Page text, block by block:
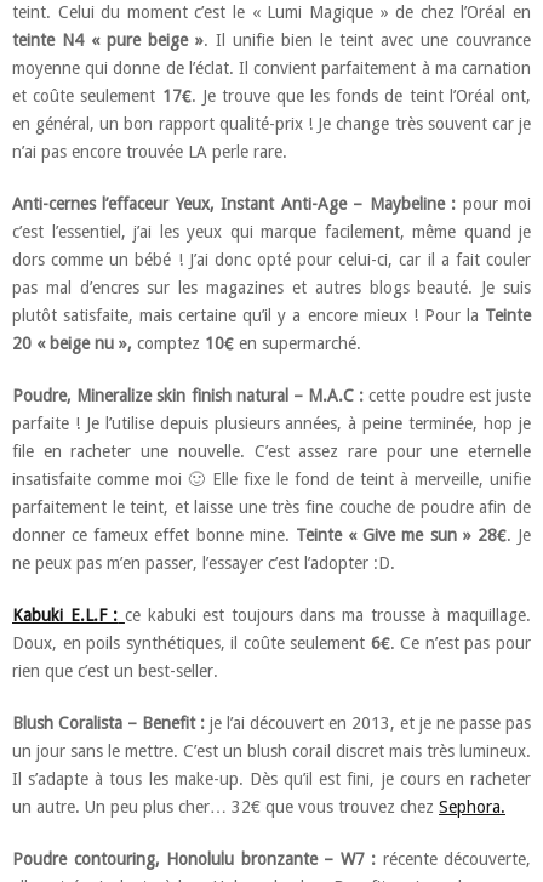
teint. Celui du moment c’est le « Lumi Magique » de chez l’Oréal en
teinte N4 « pure beige ». Il unifie bien le teint avec une couvrance
moyenne qui donne de l’éclat. Il convient parfaitement à ma carnation
et coûte seulement 17€. Je trouve que les fonds de teint l’Oréal ont,
en général, un bon rapport qualité-prix ! Je change très souvent car je
n’ai pas encore trouvée LA perle rare.
Anti-cernes l’effaceur Yeux, Instant Anti-Age – Maybeline : pour moi
c’est l’essentiel, j’ai les yeux qui marque facilement, même quand je
dors comme un bébé ! J’ai donc opté pour celui-ci, car il a fait couler
pas mal d’encres sur les magazines et autres blogs beauté. Je suis
plutôt satisfaite, mais certaine qu’il y a encore mieux ! Pour la Teinte
20 « beige nu », comptez 10€ en supermarché.
Poudre, Mineralize skin finish natural – M.A.C :cette poudre est juste
parfaite ! Je l’utilise depuis plusieurs années, à peine terminée, hop je
file en racheter une nouvelle. C’est assez rare pour une eternelle
insatisfaite comme moi 🙂 Elle fixe le fond de teint à merveille, unifie
parfaitement le teint, et laisse une très fine couche de poudre afin de
donner ce fameux effet bonne mine. Teinte « Give me sun » 28€. Je
ne peux pas m’en passer, l’essayer c’est l’adopter :D.
Kabuki E.L.F : ce kabuki est toujours dans ma trousse à maquillage.
Doux, en poils synthétiques, il coûte seulement 6€. Ce n’est pas pour
rien que c’est un best-seller.
Blush Coralista – Benefit : je l’ai découvert en 2013, et je ne passe pas
un jour sans le mettre. C’est un blush corail discret mais très lumineux.
Il s’adapte à tous les make-up. Dès qu’il est fini, je cours en racheter
un autre. Un peu plus cher… 32€ que vous trouvez chez Sephora.
Poudre contouring, Honolulu bronzante – W7 : récente découverte,